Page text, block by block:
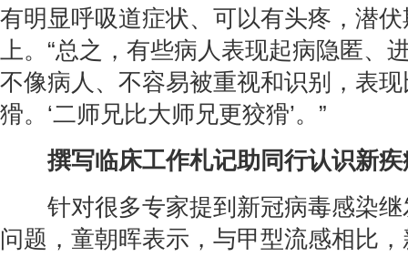
有明显呼吸道症状、可以有头疼，潜
上。“总之，有些病人表现起病隐匿、
不像病人、不容易被重视和识别，表
猾。‘二师兄比大师兄更狡猾’。”
撰写临床工作札记助同行认识新疾
针对很多专家提到新冠病毒感染继
问题，童朝晖表示，与甲型流感相比